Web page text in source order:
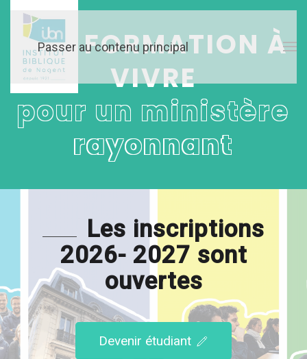
Passer au contenu principal
UneFORMATION À
VIVRE
pour un ministère
rayonnant
Les inscriptions
2026- 2027 sont
ouvertes
Devenir étudiant